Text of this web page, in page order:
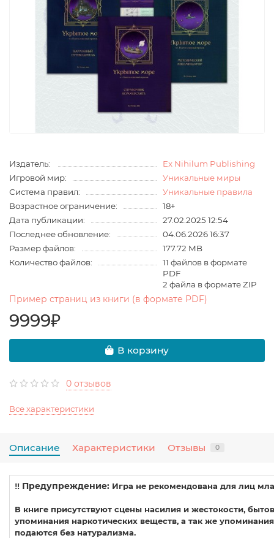
Издатель:
Ex Nihilum Publishing
Игровой мир:
Уникальные миры
Система правил:
Уникальные правила
Возрастное ограничение:
18+
Дата публикации:
27.02.2025 12:54
Последнее обновление:
04.06.2026 16:37
Размер файлов:
177.72 MB
Количество файлов:
11 файлов в формате
PDF
2 файла в формате ZIP
Пример страниц из книги (в формате PDF)
9999₽
В корзину
0 отзывов
Все характеристики
Описание Характеристики Отзывы 0
‼️ Предупреждение: Игра не рекомендована для лиц
В книге присутствуют сцены насилия и жестокости,
упоминания наркотических веществ, а так же
подаются без натурализма.